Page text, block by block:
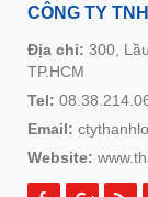
CÔNG TY
Địa chỉ: 300,
TP.HCM
Tel:
Email:
Website: